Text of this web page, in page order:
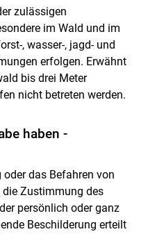
zulässigen
im Wald und im
, wasser-, jagd- und
erfolgen. Erwähnt
bis drei Meter
nicht betreten werden.
haben
das Befahren von
die Zustimmung des
persönlich oder ganz
Beschilderung erteilt